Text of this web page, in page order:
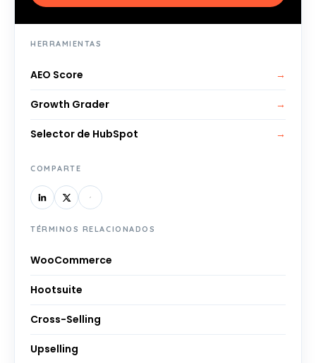
HERRAMIENTAS
AEO Score →
Growth Grader →
Selector de HubSpot →
COMPARTE
TÉRMINOS RELACIONADOS
WooCommerce
Hootsuite
Cross-Selling
Upselling